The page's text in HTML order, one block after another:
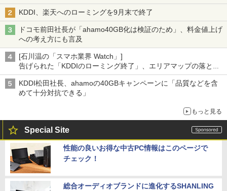
KDDI、楽天へのローミングを9月末で終了
ドコモ前田社長が「ahamo40GB化は検証のため」、料金値上げ
への考え方にも言及
[石川温の「スマホ業界 Watch」]
告げられた「KDDIのローミング終了」、エリアマップの落とし
穴と楽天モバイルの課題
KDDI松田社長、ahamoの40GBキャンペーンに「品質などを含
めて十分対抗できる」
もっと見る
Special Site
性能の良いお得な中古PC情報はこのページで
チェック！
総合オーディオブランドに進化するSHANLING